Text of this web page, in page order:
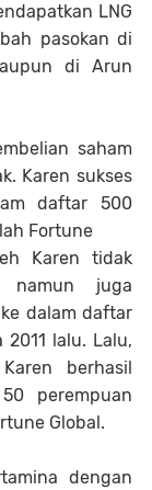
LNG
pasokan di
di Arun
saham
Karen sukses
daftar 500
Fortune
Karen tidak
namun juga
dalam daftar
lalu. Lalu,
berhasil
perempuan
Global.
dengan